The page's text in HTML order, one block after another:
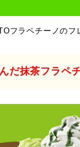
フラペチーノのフ
だ抹茶フラペ